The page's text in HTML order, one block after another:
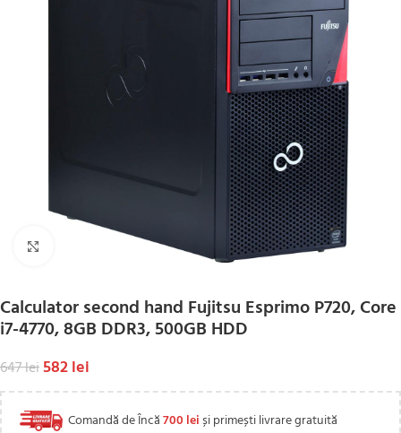
Calculator second hand Fujitsu Esprimo P720, Core
i7-4770, 8GB DDR3, 500GB HDD
647lei582lei
Comandă de Încă700 leiși primești livrare gratuită